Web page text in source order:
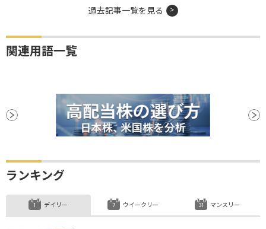
過去記事一覧を見る
関連用語一覧
ランキング
デイリー ウイークリー マンスリー